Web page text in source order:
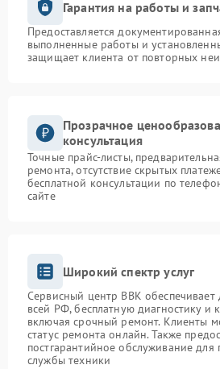
Гарантия на работы и
Предоставляется
выполненные работы и
защищает клиента от повторных
Прозрачное
консультация
Точные прайс-листы,
ремонта, отсутствие скрытых
бесплатной консультации по
сайте
Широкий спектр услуг
Сервисный центр BBK обеспечивает
всей РФ, бесплатную диагностику и
включая срочный ремонт. Клиенты
статус ремонта онлайн. Также
постгарантийное обслуживание для
службы техники